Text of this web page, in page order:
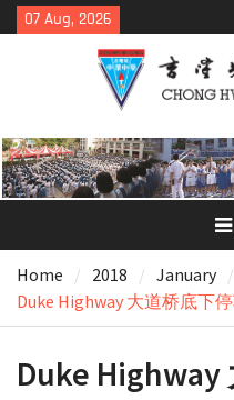
Skip
to
07 Aug, 2026
Home 2018 January
Duke Highway 大道桥底下
Duke